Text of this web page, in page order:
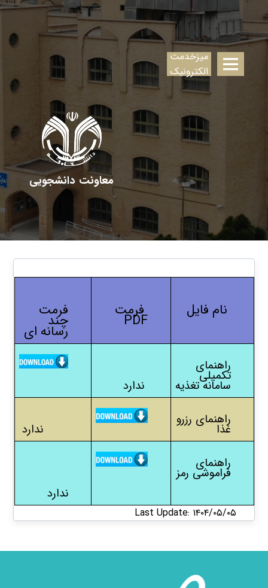
میزخدمت
الکترونیک
معاونت دانشجویی
نام فایل فرمت
PDF
فرمت
چند
رسانه ای
راهنمای
تکمیلی
سامانه تغذیه
ندارد
راهنمای رزرو
غذا
ندارد
راهنمای
فراموشی رمز
ندارد
Last Update: ۱۴۰۴/۰۵/۰۵